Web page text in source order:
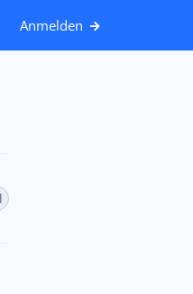
Anmelden